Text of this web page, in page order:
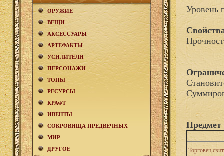
ОРУЖИЕ
ВЕЩИ
АКCЕСCУАРЫ
АРТЕФАКТЫ
УСИЛИТЕЛИ
ПЕРСОНАЖИ
ТОПЫ
РЕСУРСЫ
КРАФТ
ИВЕНТЫ
СОКРОВИЩА ПРЕДВЕЧНЫХ
МИР
ДРУГОЕ
Уровень
Торговец